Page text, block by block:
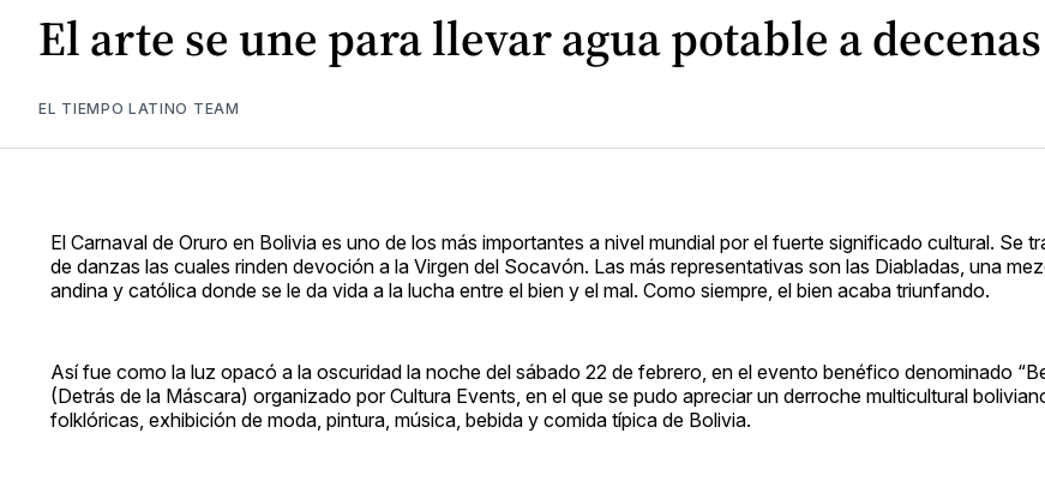
El arte se une para llevar agua potable a
EL TIEMPO LATINO TEAM
El Carnaval de Oruro en Bolivia es uno de los más importantes a nivel mundial por el fuerte significado cultural. Se
de danzas las cuales rinden devoción a la Virgen del Socavón. Las más representativas son las Diabladas, una
andina y católica donde se le da vida a la lucha entre el bien y el mal. Como siempre, el bien acaba triunfando.
Así fue como la luz opacó a la oscuridad la noche del sábado 22 de febrero, en el evento benéfico denominado
(Detrás de la Máscara) organizado por Cultura Events, en el que se pudo apreciar un derroche multicultural
folklóricas, exhibición de moda, pintura, música, bebida y comida típica de Bolivia.